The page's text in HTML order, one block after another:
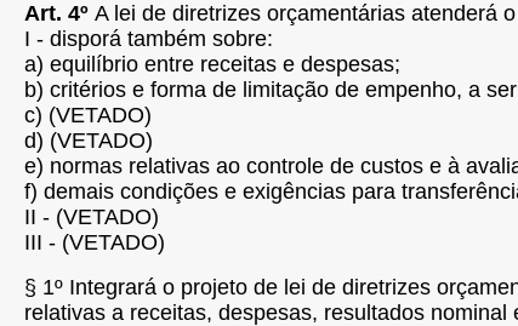
Art. 4º A lei de diretrizes orçamentárias atenderá
I - disporá também sobre:
a) equilíbrio entre receitas e despesas;
b) critérios e forma de limitação de empenho, a
c) (VETADO)
d) (VETADO)
e) normas relativas ao controle de custos e à
f) demais condições e exigências para
II - (VETADO)
III - (VETADO)
§ 1º Integrará o projeto de lei de diretrizes
relativas a receitas, despesas, resultados